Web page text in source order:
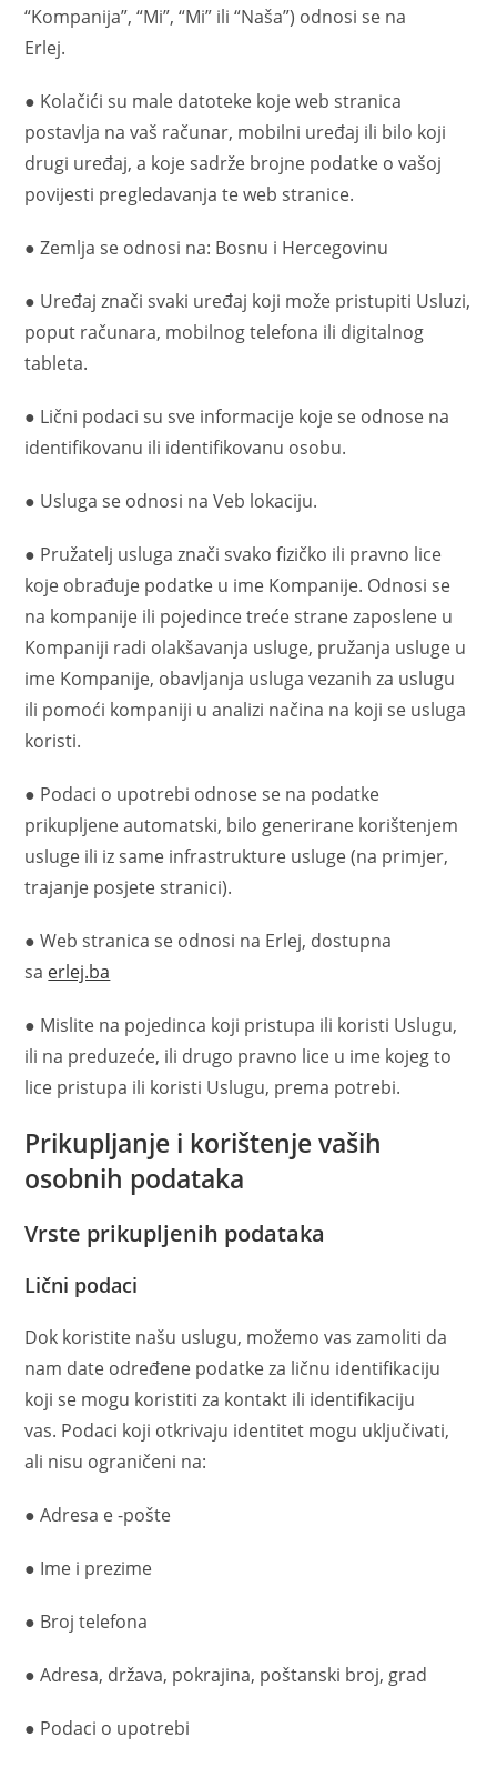
“Kompanija”, “Mi”, “Mi” ili “Naša”) odnosi se na
Erlej.
● Kolačići su male datoteke koje web stranica
postavlja na vaš računar, mobilni uređaj ili bilo koji
drugi uređaj, a koje sadrže brojne podatke o vašoj
povijesti pregledavanja te web stranice.
● Zemlja se odnosi na: Bosnu i Hercegovinu
● Uređaj znači svaki uređaj koji može pristupiti Usluzi,
poput računara, mobilnog telefona ili digitalnog
tableta.
● Lični podaci su sve informacije koje se odnose na
identifikovanu ili identifikovanu osobu.
● Usluga se odnosi na Veb lokaciju.
● Pružatelj usluga znači svako fizičko ili pravno lice
koje obrađuje podatke u ime Kompanije. Odnosi se
na kompanije ili pojedince treće strane zaposlene u
Kompaniji radi olakšavanja usluge, pružanja usluge u
ime Kompanije, obavljanja usluga vezanih za uslugu
ili pomoći kompaniji u analizi načina na koji se usluga
koristi.
● Podaci o upotrebi odnose se na podatke
prikupljene automatski, bilo generirane korištenjem
usluge ili iz same infrastrukture usluge (na primjer,
trajanje posjete stranici).
● Web stranica se odnosi na Erlej, dostupna
sa erlej.ba
● Mislite na pojedinca koji pristupa ili koristi Uslugu,
ili na preduzeće, ili drugo pravno lice u ime kojeg to
lice pristupa ili koristi Uslugu, prema potrebi.
Prikupljanje i korištenje vaših
osobnih podataka
Vrste prikupljenih podataka
Lični podaci
Dok koristite našu uslugu, možemo vas zamoliti da
nam date određene podatke za ličnu identifikaciju
koji se mogu koristiti za kontakt ili identifikaciju
vas. Podaci koji otkrivaju identitet mogu uključivati,
ali nisu ograničeni na:
● Adresa e -pošte
● Ime i prezime
● Broj telefona
● Adresa, država, pokrajina, poštanski broj, grad
● Podaci o upotrebi